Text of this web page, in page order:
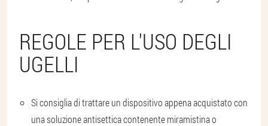
REGOLE PER L'USO DEGLI
UGELLI
Si consiglia di trattare un dispositivo appena acquistato con
una soluzione antisettica contenente miramistina o